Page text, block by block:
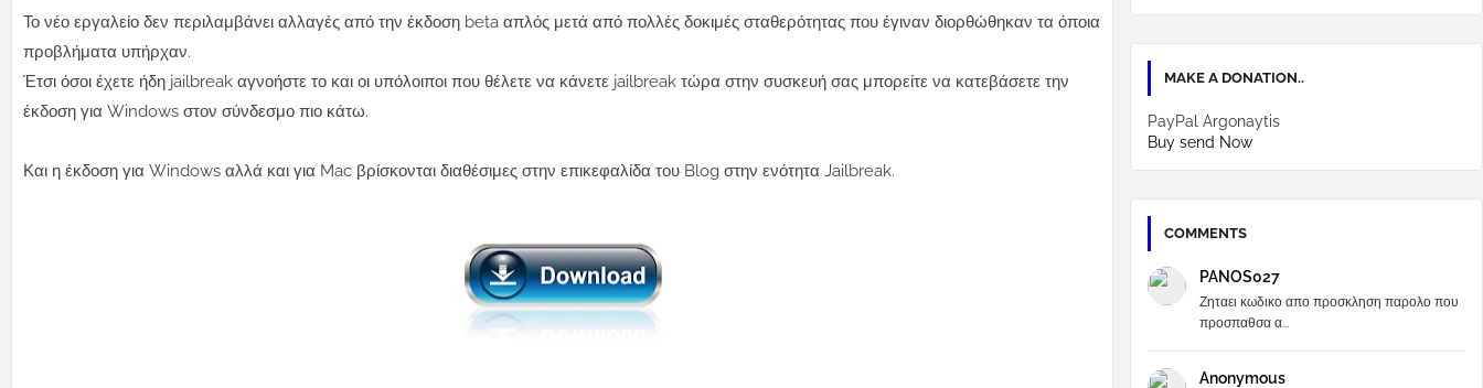
Το νέο εργαλείο δεν περιλαμβάνει αλλαγές από την έκδοση beta απλός μετά από πολλές δοκιμές σταθερότητας που έγιναν διορθώθηκαν τα όποια
προβλήματα υπήρχαν.
Έτσι όσοι έχετε ήδη jailbreak αγνοήστε το και οι υπόλοιποι που θέλετε να κάνετε jailbreak τώρα στην συσκευή σας μπορείτε να κατεβάσετε την
έκδοση για Windows στον σύνδεσμο πιο κάτω.
Και η έκδοση για Windows αλλά και για Mac βρίσκονται διαθέσιμες στην επικεφαλίδα του Blog στην ενότητα Jailbreak.
MAKE A DONATION..
PayPal Argonaytis
Buy send Now
COMMENTS
PANOS027
Ζηταει κωδικο απο προσκληση παρολο που
προσπαθσα α...
Anonymous